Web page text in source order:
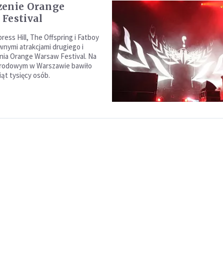
Orange
Festival
Hill, The Offspring i Fatboy
atrakcjami drugiego i
Orange Warsaw Festival. Na
w Warszawie bawiło
tysięcy osób.